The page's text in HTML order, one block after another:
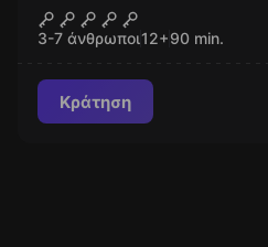
ΚΛΕΙΣΤΌ
Operation Silk City
3-7 άνθρωποι12+90 min.
Κράτηση